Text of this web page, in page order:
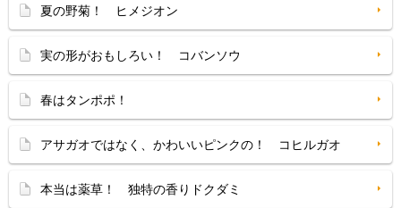
夏の野菊！ ヒメジオン
実の形がおもしろい！ コバンソウ
春はタンポポ！
アサガオではなく、かわいいピンクの！ コヒルガオ
本当は薬草！ 独特の香りドクダミ